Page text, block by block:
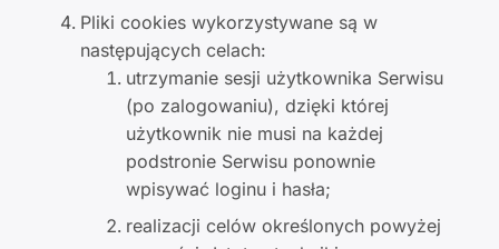
Pliki cookies wykorzystywane są w
następujących celach:
utrzymanie sesji użytkownika Serwisu
(po zalogowaniu), dzięki której
użytkownik nie musi na każdej
podstronie Serwisu ponownie
wpisywać loginu i hasła;
realizacji celów określonych powyżej